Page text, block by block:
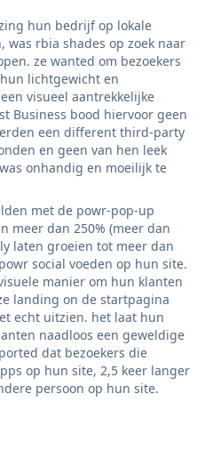
hun bedrijf op lokale
was rbia shades op zoek naar
ze wanted om bezoekers
lichtgewicht en
visueel aantrekkelijke
Business bood hiervoor geen
een different third-party
en geen van hen leek
onhandig en moeilijk te
met de powr-pop-up
meer dan 250% (meer dan
laten groeien tot meer dan
social voeden op hun site.
manier om hun klanten
landing on de startpagina
echt uitzien. het laat hun
naadloos een geweldige
dat bezoekers die
op hun site, 2,5 keer langer
persoon op hun site.